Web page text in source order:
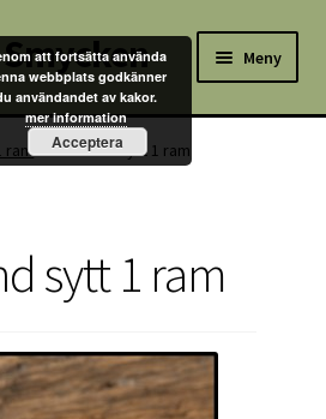
Meny
ram armband sytt 1 ram
sytt 1 ram
att fortsätta använda
webbplats godkänner
användandet av kakor.
mer information
Acceptera